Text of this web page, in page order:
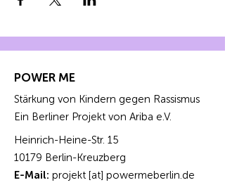
POWER ME
Stärkung von Kindern gegen Rassismus
Ein Berliner Projekt von Ariba e.V.
Heinrich-Heine-Str. 15
10179 Berlin-Kreuzberg
E-Mail: projekt [at] powermeberlin.de